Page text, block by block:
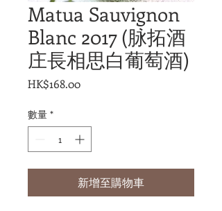
Matua Sauvignon
Blanc 2017 (脉拓酒
庄長相思白葡萄酒)
HK$168.00價
數量 *
新增至購物車